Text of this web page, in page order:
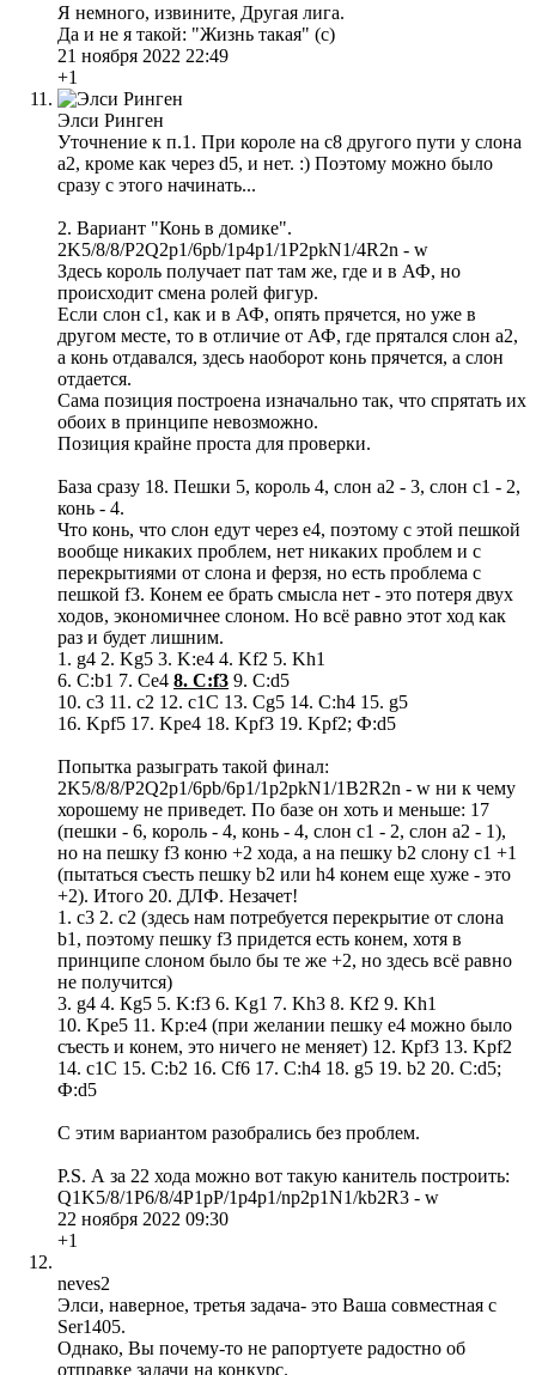
Я немного, извините, Другая лига.
Да и не я такой: "Жизнь такая" (с)
21 ноября 2022 22:49
+1
Элси Ринген
Уточнение к п.1. При короле на с8 другого пути у слона
а2, кроме как через d5, и нет. :) Поэтому можно было
сразу с этого начинать...
2. Вариант "Конь в домике".
2K5/8/8/P2Q2p1/6pb/1p4p1/1P2pkN1/4R2n - w
Здесь король получает пат там же, где и в АФ, но
происходит смена ролей фигур.
Если слон с1, как и в АФ, опять прячется, но уже в
другом месте, то в отличие от АФ, где прятался слон а2,
а конь отдавался, здесь наоборот конь прячется, а слон
отдается.
Сама позиция построена изначально так, что спрятать их
обоих в принципе невозможно.
Позиция крайне проста для проверки.
База сразу 18. Пешки 5, король 4, слон а2 - 3, слон с1 - 2,
конь - 4.
Что конь, что слон едут через е4, поэтому с этой пешкой
вообще никаких проблем, нет никаких проблем и с
перекрытиями от слона и ферзя, но есть проблема с
пешкой f3. Конем ее брать смысла нет - это потеря двух
ходов, экономичнее слоном. Но всё равно этот ход как
раз и будет лишним.
1. g4 2. Kg5 3. K:e4 4. Kf2 5. Kh1
6. C:b1 7. Ce4 8. C:f3 9. C:d5
10. c3 11. c2 12. c1C 13. Cg5 14. C:h4 15. g5
16. Kpf5 17. Kpe4 18. Kpf3 19. Kpf2; Ф:d5
Попытка разыграть такой финал:
2K5/8/8/P2Q2p1/6pb/6p1/1p2pkN1/1B2R2n - w ни к чему
хорошему не приведет. По базе он хоть и меньше: 17
(пешки - 6, король - 4, конь - 4, слон с1 - 2, слон а2 - 1),
но на пешку f3 коню +2 хода, а на пешку b2 слону с1 +1
(пытаться съесть пешку b2 или h4 конем еще хуже - это
+2). Итого 20. ДЛФ. Незачет!
1. с3 2. с2 (здесь нам потребуется перекрытие от слона
b1, поэтому пешку f3 придется есть конем, хотя в
принципе слоном было бы те же +2, но здесь всё равно
не получится)
3. g4 4. Кg5 5. K:f3 6. Kg1 7. Kh3 8. Kf2 9. Kh1
10. Kpe5 11. Kp:e4 (при желании пешку е4 можно было
съесть и конем, это ничего не меняет) 12. Крf3 13. Kpf2
14. c1C 15. C:b2 16. Cf6 17. C:h4 18. g5 19. b2 20. С:d5;
Ф:d5
C этим вариантом разобрались без проблем.
P.S. А за 22 хода можно вот такую канитель построить:
Q1K5/8/1P6/8/4P1pP/1p4p1/np2p1N1/kb2R3 - w
22 ноября 2022 09:30
+1
neves2
Элси, наверное, третья задача- это Ваша совместная с
Ser1405.
Однако, Вы почему-то не рапортуете радостно об
отправке задачи на конкурс.